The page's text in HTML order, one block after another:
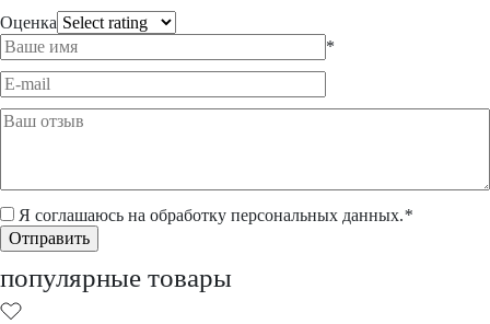
Оценка
*
Я соглашаюсь на обработку персональных данных.*
популярные товары